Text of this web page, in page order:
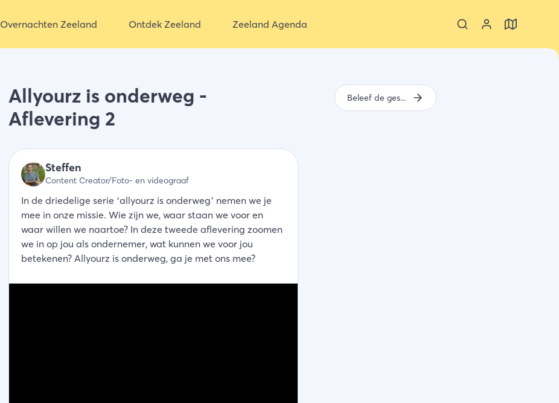
Overnachten Zeeland Ontdek Zeeland Zeeland Agenda
Allyourz is onderweg -
Aflevering 2
Steffen
Content Creator/Foto- en videograaf
In de driedelige serie ‘allyourz is onderweg’ nemen we je
mee in onze missie. Wie zijn we, waar staan we voor en
waar willen we naartoe? In deze tweede aflevering zoomen
we in op jou als ondernemer, wat kunnen we voor jou
betekenen? Allyourz is onderweg, ga je met ons mee?
Beleef de geschiedenis van Schouwen-Duiveland